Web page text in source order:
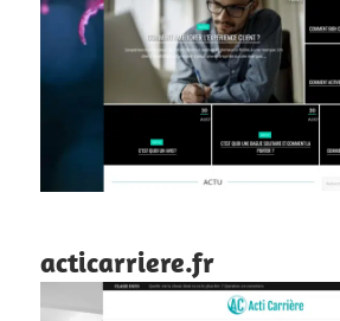
acticarriere.fr